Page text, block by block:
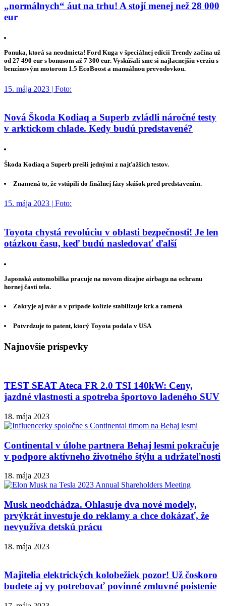
„normálnych“ áut na trhu! A stojí menej než 28 000
eur
Ponuka, ktorá sa neodmieta! Ford Kuga v špeciálnej edícii Trendy začína už
od 27 490 eur s bonusom až 7 300 eur. Vyskúšali sme si najlacnejšiu verziu s
benzínovým motorom 1.5 EcoBoost a manuálnou prevodovkou.
15. mája 2023 | Foto:
Nová Škoda Kodiaq a Superb zvládli náročné testy
v arktickom chlade. Kedy budú predstavené?
Škoda Kodiaq a Superb prešli jednými z najťažších testov.
Znamená to, že vstúpili do finálnej fázy skúšok pred predstavením.
15. mája 2023 | Foto:
Toyota chystá revolúciu v oblasti bezpečnosti! Je len
otázkou času, keď budú nasledovať ďalší
Japonská automobilka pracuje na novom dizajne airbagu na ochranu
hornej časti tela.
Zakryje aj tvár a v prípade kolízie stabilizuje krk a ramená
Potvrdzuje to patent, ktorý Toyota podala v USA
Najnovšie príspevky
TEST SEAT Ateca FR 2.0 TSI 140kW: Ceny,
jazdné vlastnosti a spotreba športovo ladeného SUV
18. mája 2023
Continental v úlohe partnera Behaj lesmi pokračuje
v podpore aktívneho životného štýlu a udržateľnosti
18. mája 2023
Musk neodchádza. Ohlasuje dva nové modely,
prvýkrát investuje do reklamy a chce dokázať, že
nevyužíva detskú prácu
18. mája 2023
Majitelia elektrických kolobežiek pozor! Už čoskoro
budete aj vy potrebovať povinné zmluvné poistenie